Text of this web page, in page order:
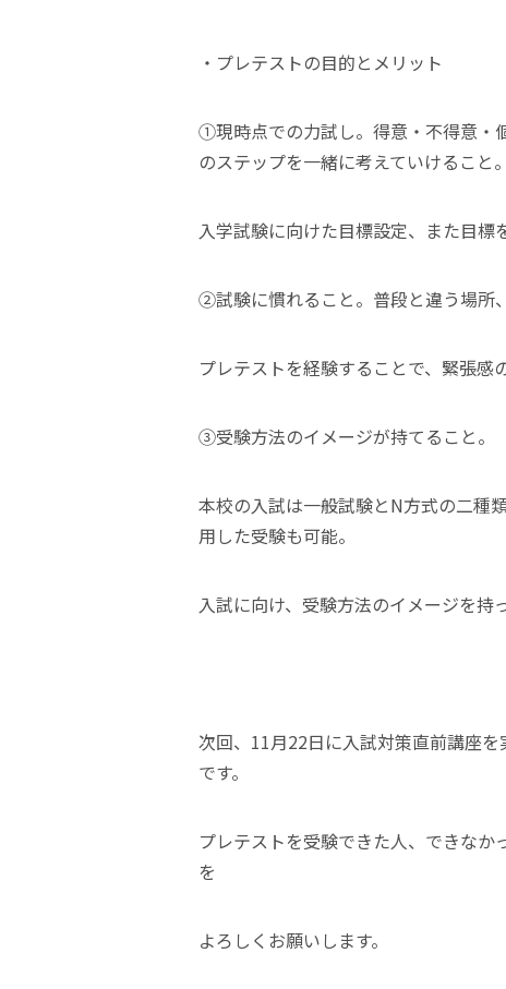
・プレテストの目的とメリット
①現時点での力試し。得意・不得意・
のステップを一緒に考えていけること。
入学試験に向けた目標設定、また目標
②試験に慣れること。普段と違う場所
プレテストを経験することで、緊張感
③受験方法のイメージが持てること。
本校の入試は一般試験とN方式の二
用した受験も可能。
入試に向け、受験方法のイメージを持
次回、11月22日に入試対策直前講座
です。
プレテストを受験できた人、できな
を
よろしくお願いします。